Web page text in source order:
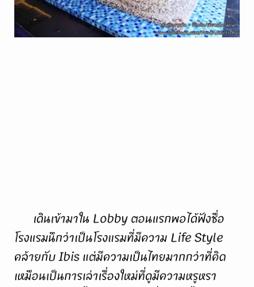
โรงแรมนึกว่าเป็นโรงแรมที่มีความ Life Style
คล้ายกับ Ibis แต่มีความเป็นไทยมากกว่าที่คิด
เหมือนเป็นการเล่าเรื่องใหม่ที่ดูมีความหรูหรา